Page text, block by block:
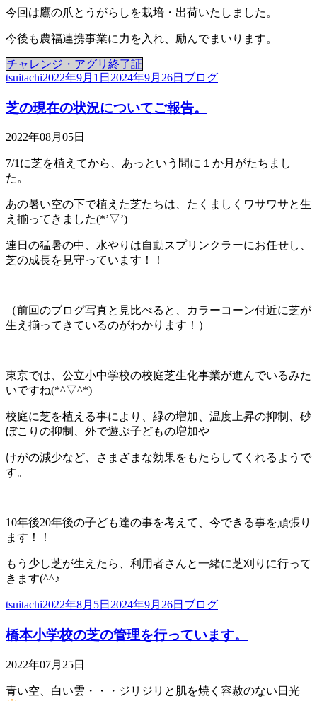
今回は鷹の爪とうがらしを栽培・出荷いたしました。
今後も農福連携事業に力を入れ、励んでまいります。
チャレンジ・アグリ終了証
投
者
tsuitachi投
日:
2022年9月1日 2024年9月26日 カ
ゴ
ブログ
芝の現在の状況についてご報告。
2022年08月05日
7/1に芝を植えてから、あっという間に１か月がたちまし
た。
あの暑い空の下で植えた芝たちは、たくましくワサワサと生
え揃ってきました(*’▽’)
連日の猛暑の中、水やりは自動スプリンクラーにお任せし、
芝の成長を見守っています！！
（前回のブログ写真と見比べると、カラーコーン付近に芝が
生え揃ってきているのがわかります！）
東京では、公立小中学校の校庭芝生化事業が進んでいるみた
いですね(*^▽^*)
校庭に芝を植える事により、緑の増加、温度上昇の抑制、砂
ぼこりの抑制、外で遊ぶ子どもの増加や
けがの減少など、さまざまな効果をもたらしてくれるようで
す。
10年後20年後の子ども達の事を考えて、今できる事を頑張り
ます！！
もう少し芝が生えたら、利用者さんと一緒に芝刈りに行って
きます(^^♪
投
者
tsuitachi投
日:
2022年8月5日 2024年9月26日 カ
ゴ
ブログ
橋本小学校の芝の管理を行っています。
2022年07月25日
青い空、白い雲・・・ジリジリと肌を焼く容赦のない日光